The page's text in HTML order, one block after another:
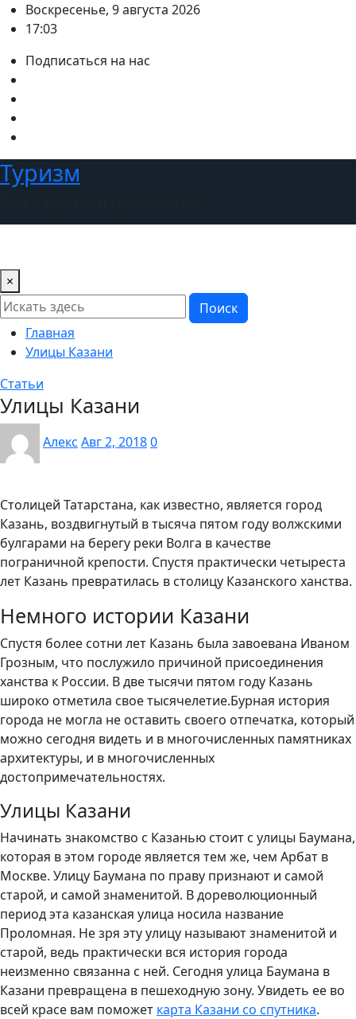
ПерейтиВоскресенье, 9 августа 2026
17:03
Подписаться на нас
Туризм
×
Поиск
Главная
Улицы Казани
Статьи
Улицы Казани
Алекс Авг 2, 20180
Столицей Татарстана, как известно, является город
Казань, воздвигнутый в тысяча пятом году волжскими
булгарами на берегу реки Волга в качестве
пограничной крепости. Спустя практически четыреста
лет Казань превратилась в столицу Казанского ханства.
Немного истории Казани
Спустя более сотни лет Казань была завоевана Иваном
Грозным, что послужило причиной присоединения
ханства к России. В две тысячи пятом году Казань
широко отметила свое тысячелетие.Бурная история
города не могла не оставить своего отпечатка, который
можно сегодня видеть и в многочисленных памятниках
архитектуры, и в многочисленных
достопримечательностях.
Улицы Казани
Начинать знакомство с Казанью стоит с улицы Баумана,
которая в этом городе является тем же, чем Арбат в
Москве. Улицу Баумана по праву признают и самой
старой, и самой знаменитой. В дореволюционный
период эта казанская улица носила название
Проломная. Не зря эту улицу называют знаменитой и
старой, ведь практически вся история города
неизменно связанна с ней. Сегодня улица Баумана в
Казани превращена в пешеходную зону. Увидеть ее во
всей красе вам поможет карта Казани со спутника.